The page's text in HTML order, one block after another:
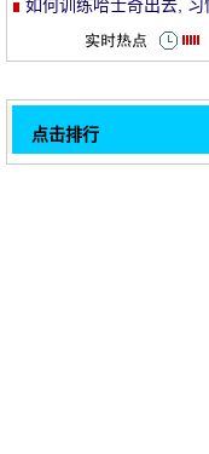
如何训练哈士奇出去, 习
点击排行